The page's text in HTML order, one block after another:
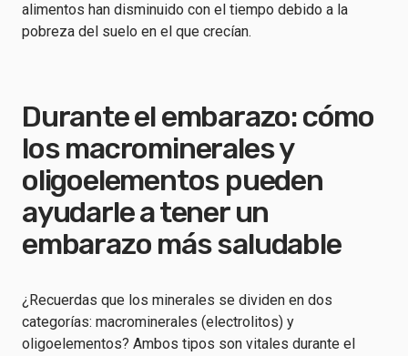
alimentos han disminuido con el tiempo debido a la
pobreza del suelo en el que crecían.
Durante el embarazo: cómo
los macrominerales y
oligoelementos pueden
ayudarle a tener un
embarazo más saludable
¿Recuerdas que los minerales se dividen en dos
categorías: macrominerales (electrolitos) y
oligoelementos? Ambos tipos son vitales durante el